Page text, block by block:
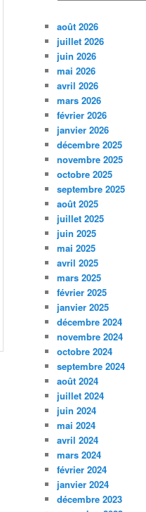
août 2026
juillet 2026
juin 2026
mai 2026
avril 2026
mars 2026
février 2026
janvier 2026
décembre 2025
novembre 2025
octobre 2025
septembre 2025
août 2025
juillet 2025
juin 2025
mai 2025
avril 2025
mars 2025
février 2025
janvier 2025
décembre 2024
novembre 2024
octobre 2024
septembre 2024
août 2024
juillet 2024
juin 2024
mai 2024
avril 2024
mars 2024
février 2024
janvier 2024
décembre 2023